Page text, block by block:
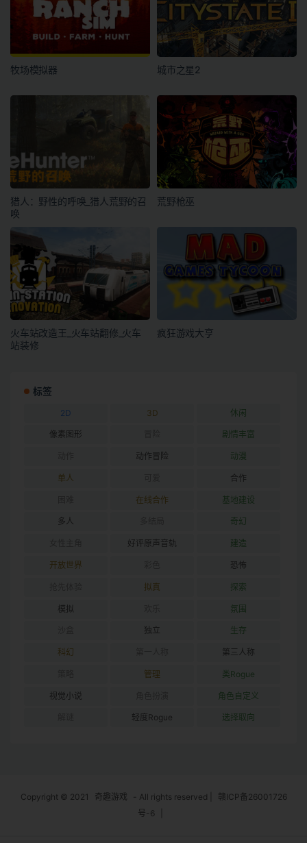
牧场模拟器 城市之星2
猎人：野性的呼唤_猎人荒野的召
唤
荒野枪巫
火车站改造王_火车站翻修_火车
站装修
疯狂游戏大亨
标签
2D 3D 休闲
像素图形 剧情丰富
动作冒险 动漫
单人 合作
在线合作 基地建设
多人 奇幻
好评原声音轨 建造
开放世界 恐怖
拟真 探索
模拟 氛围
独立 生存
科幻 第三人称
管理 类Rogue
视觉小说 角色自定义
轻度Rogue 选择取向
Copyright © 2021 奇趣游戏 - All rights reserved
赣ICP备26001726
号-6